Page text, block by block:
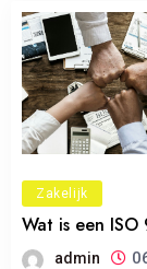
Zakelijk
Wat is een
admin